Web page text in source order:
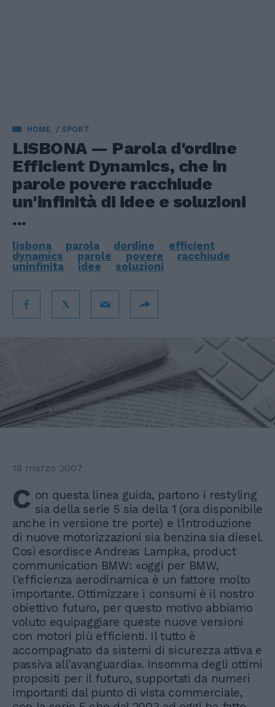
HOME SPORT
LISBONA — Parola d'ordine
Efficient Dynamics, che in
parole povere racchiude
un'infinità di idee e soluzioni
...
lisbona parola dordine
efficient
dynamics
parole povere
racchiude
uninfinita
idee soluzioni
18 marzo 2007
C on questa linea guida, partono i restyling
sia della serie 5 sia della 1 (ora disponibile
anche in versione tre porte) e l'introduzione
di nuove motorizzazioni sia benzina sia diesel.
Così esordisce Andreas Lampka, product
communication BMW: «oggi per BMW,
l'efficienza aerodinamica è un fattore molto
importante. Ottimizzare i consumi è il nostro
obiettivo futuro, per questo motivo abbiamo
voluto equipaggiare queste nuove versioni
con motori più efficienti. Il tutto è
accompagnato da sistemi di sicurezza attiva e
passiva all'avanguardia». Insomma degli ottimi
propositi per il futuro, supportati da numeri
importanti dal punto di vista commerciale,